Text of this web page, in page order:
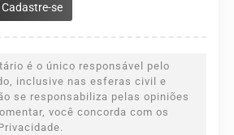
Cadastre-se
é o único responsável pelo
inclusive nas esferas civil e
se responsabiliza pelas opiniões
você concorda com os